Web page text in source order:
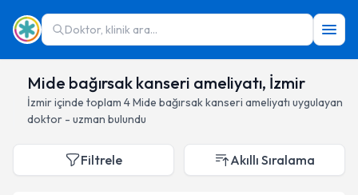
Doktor, klinik ara...
Mide bağırsak kanseri ameliyatı, İzmir
İzmiriçinde toplam 4Mide bağırsak kanseri ameliyatı uygulayan
doktor - uzman bulundu
Filtrele Akıllı Sıralama